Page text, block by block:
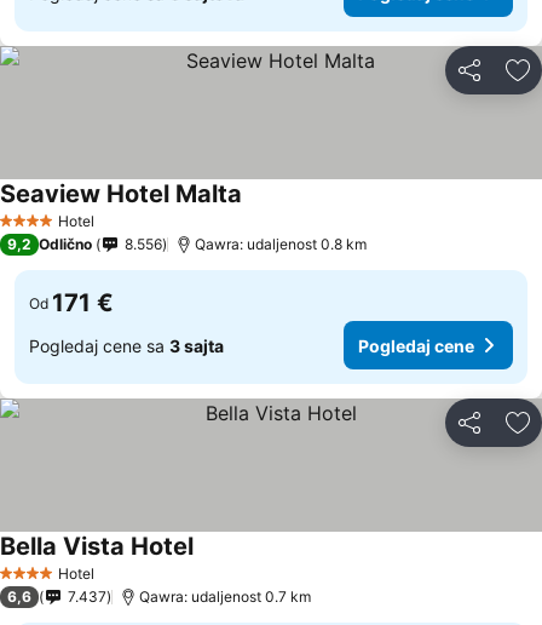
Deli
4 ZvezdiceHotel
Seaview Hotel Malta
9,2 Odlično 8.556 Qawra: udaljenost 0.8 km
Od 171 €
Pogledaj cene sa 3 sajta Pogledaj cene
Deli
4 ZvezdiceHotel
Bella Vista Hotel
6,6 7.437 Qawra: udaljenost 0.7 km